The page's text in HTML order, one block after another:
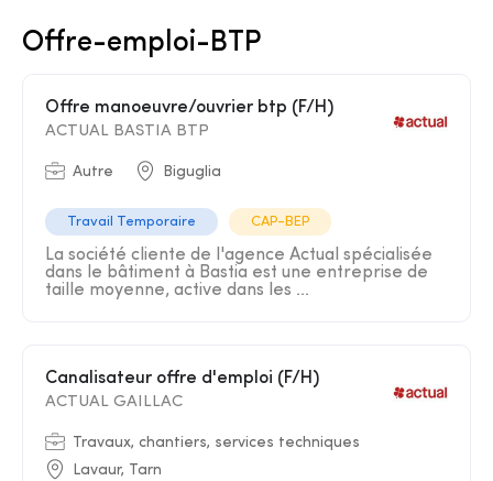
Offre-emploi-BTP
Offre manoeuvre/ouvrier btp (F/H)
ACTUAL BASTIA BTP
Autre Biguglia
Travail Temporaire CAP-BEP
La société cliente de l'agence Actual spécialisée
dans le bâtiment à Bastia est une entreprise de
taille moyenne, active dans les ...
Canalisateur offre d'emploi (F/H)
ACTUAL GAILLAC
Travaux, chantiers, services techniques
Lavaur, Tarn